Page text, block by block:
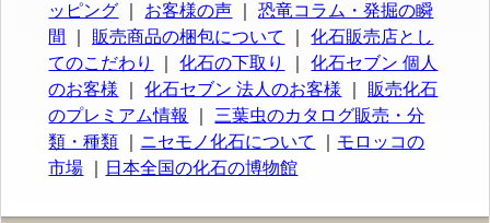
ッピング
お客様の声 ｜恐竜コラム・発掘の瞬
間
販売商品の梱包について ｜化石販売店とし
てのこだわり
｜化石の下取り ｜化石セブン 個人
のお客様 ｜化石セブン 法人のお客様
販売化石
のプレミアム情報
三葉虫のカタログ販売・分
類・種類
ニセモノ化石について
モロッコの
市場
日本全国の化石の博物館